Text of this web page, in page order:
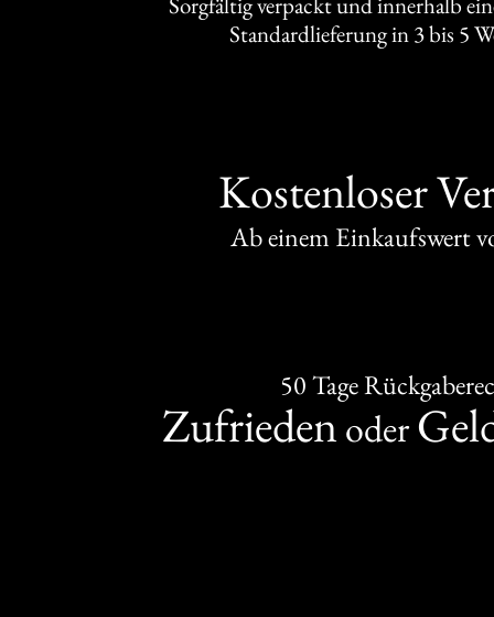
Standardlieferung in 3 bis 5
Kostenloser
Ab einem Einkaufswert
50 Tage
Zufrieden oder